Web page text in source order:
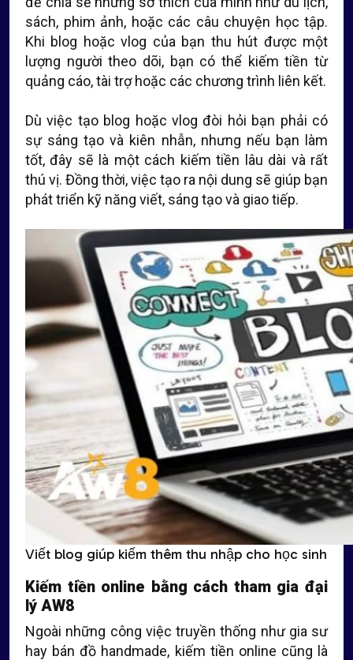
sách, phim ảnh, hoặc các câu chuyện học tập.
Khi blog hoặc vlog của bạn thu hút được một
lượng người theo dõi, bạn có thể kiếm tiền từ
quảng cáo, tài trợ hoặc các chương trình liên kết.
Dù việc tạo blog hoặc vlog đòi hỏi bạn phải có
sự sáng tạo và kiên nhẫn, nhưng nếu bạn làm
tốt, đây sẽ là một cách kiếm tiền lâu dài và rất
thú vị. Đồng thời, việc tạo ra nội dung sẽ giúp bạn
phát triển kỹ năng viết, sáng tạo và giao tiếp.
Viết blog giúp kiếm thêm thu nhập cho học sinh
Kiếm tiền online bằng cách tham gia đại
lý AW8
Ngoài những công việc truyền thống như gia sư
hay bán đồ handmade, kiếm tiền online cũng là